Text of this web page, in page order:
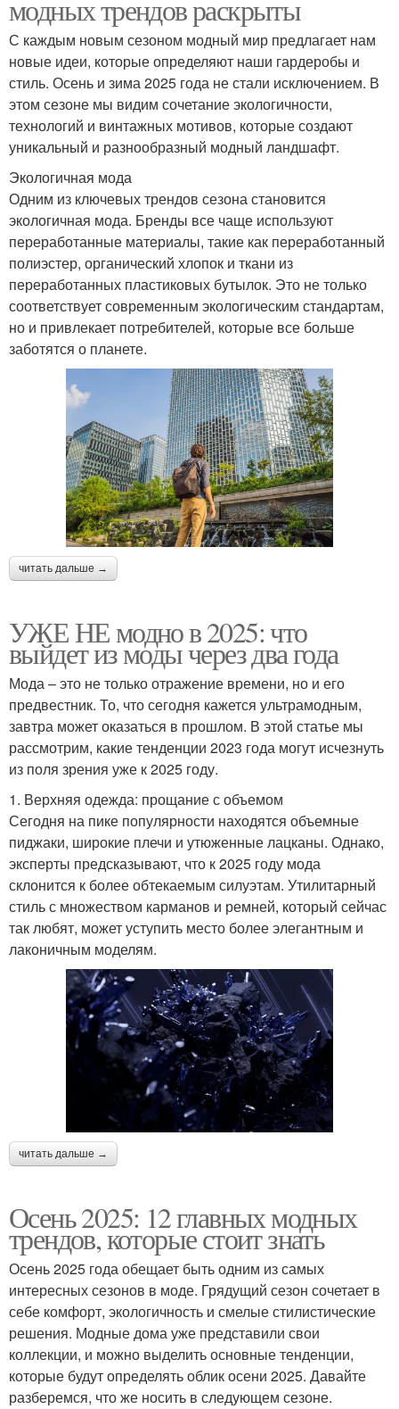
модных трендов раскрыты
С каждым новым сезоном модный мир предлагает нам
новые идеи, которые определяют наши гардеробы и
стиль. Осень и зима 2025 года не стали исключением. В
этом сезоне мы видим сочетание экологичности,
технологий и винтажных мотивов, которые создают
уникальный и разнообразный модный ландшафт.
Экологичная мода
Одним из ключевых трендов сезона становится
экологичная мода. Бренды все чаще используют
переработанные материалы, такие как переработанный
полиэстер, органический хлопок и ткани из
переработанных пластиковых бутылок. Это не только
соответствует современным экологическим стандартам,
но и привлекает потребителей, которые все больше
заботятся о планете.
читать дальше →
УЖЕ НЕ модно в 2025: что
выйдет из моды через два года
Мода – это не только отражение времени, но и его
предвестник. То, что сегодня кажется ультрамодным,
завтра может оказаться в прошлом. В этой статье мы
рассмотрим, какие тенденции 2023 года могут исчезнуть
из поля зрения уже к 2025 году.
1. Верхняя одежда: прощание с объемом
Сегодня на пике популярности находятся объемные
пиджаки, широкие плечи и утюженные лацканы. Однако,
эксперты предсказывают, что к 2025 году мода
склонится к более обтекаемым силуэтам. Утилитарный
стиль с множеством карманов и ремней, который сейчас
так любят, может уступить место более элегантным и
лаконичным моделям.
читать дальше →
Осень 2025: 12 главных модных
трендов, которые стоит знать
Осень 2025 года обещает быть одним из самых
интересных сезонов в моде. Грядущий сезон сочетает в
себе комфорт, экологичность и смелые стилистические
решения. Модные дома уже представили свои
коллекции, и можно выделить основные тенденции,
которые будут определять облик осени 2025. Давайте
разберемся, что же носить в следующем сезоне.